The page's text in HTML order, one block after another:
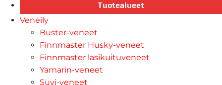
Tuotealueet
Veneily
Buster-veneet
Finnmaster Husky-veneet
Finnmaster lasikuituveneet
Yamarin-veneet
Suvi-veneet